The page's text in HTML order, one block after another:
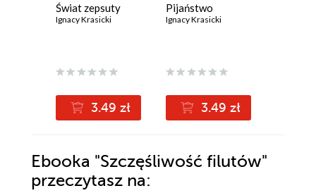
Świat zepsuty
Ignacy Krasicki
3.49 zł
Pijaństwo
Ignacy Krasicki
3.49 zł
Ebooka "Szczęśliwość filutów"
przeczytasz na: